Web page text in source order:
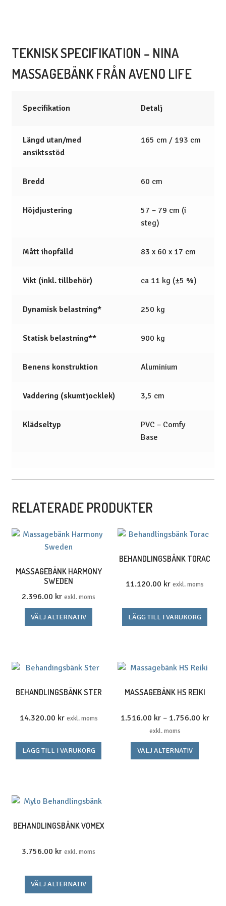
TEKNISK SPECIFIKATION – NINA
MASSAGEBÄNK FRÅN AVENO LIFE
Specifikation Detalj
Längd utan/med
ansiktsstöd
165 cm / 193 cm
Bredd 60 cm
Höjdjustering
57 – 79 cm (i
steg)
Mått ihopfälld 83 x 60 x 17 cm
Vikt (inkl. tillbehör) ca 11 kg (±5 %)
Dynamisk belastning* 250 kg
Statisk belastning** 900 kg
Benens konstruktion Aluminium
Vaddering (skumtjocklek) 3,5 cm
Klädseltyp
PVC – Comfy
Base
RELATERADE PRODUKTER
MASSAGEBÄNK HARMONY
SWEDEN
2.396.00 kr exkl. moms
VÄLJ ALTERNATIV
här
flera
De
alternativen
väljas
på
BEHANDLINGSBÄNK TORAC
11.120.00 kr exkl. moms
LÄGG TILL I VARUKORG
BEHANDLINGSBÄNK STER
14.320.00 kr exkl. moms
LÄGG TILL I VARUKORG
MASSAGEBÄNK HS REIKI
1.516.00 kr – 1.756.00 kr
exkl. moms
VÄLJ ALTERNATIV
här
BEHANDLINGSBÄNK VOMEX
3.756.00 kr exkl. moms
VÄLJ ALTERNATIV
här